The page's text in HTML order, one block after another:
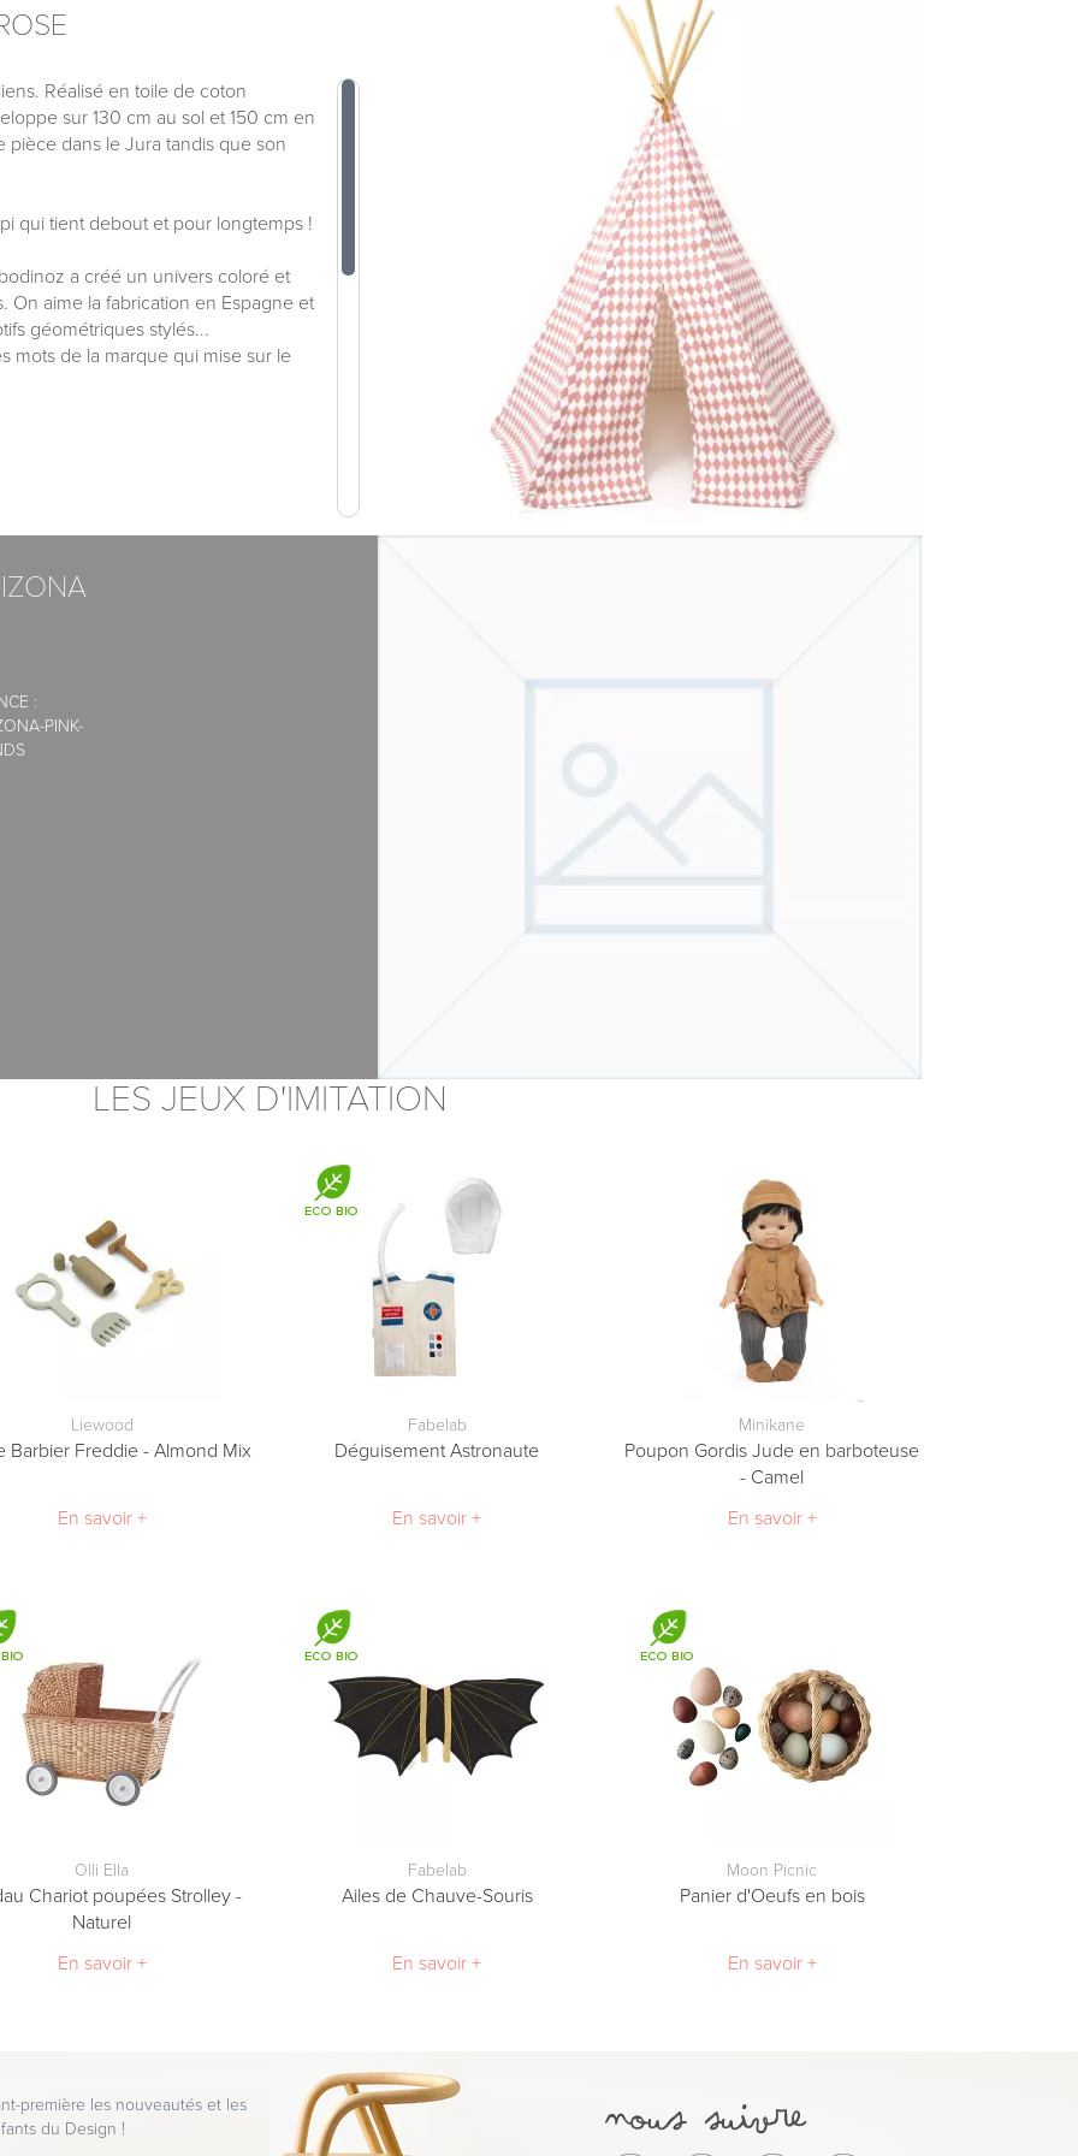
Réalisé en toile de coton
sur 130 cm au sol et 150 cm en
pièce dans le Jura tandis que son
qui tient debout et pour longtemps !
a créé un univers coloré et
On aime la fabrication en Espagne et
géométriques stylés...
mots de la marque qui mise sur le
appel à des transporteurs
:
PINK-
LES JEUX D'IMITATION
Liewood
Barbier Freddie - Almond Mix
En savoir +
Fabelab
Déguisement Astronaute
En savoir +
Minikane
Poupon Gordis Jude en barboteuse
- Camel
En savoir +
Olli Ella
Chariot poupées Strolley -
Naturel
En savoir +
Fabelab
Ailes de Chauve-Souris
En savoir +
Moon Picnic
Panier d'Oeufs en bois
En savoir +
première les nouveautés et les
du Design !